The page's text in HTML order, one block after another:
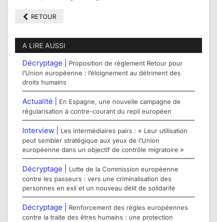
RETOUR
A LIRE AUSSI
Décryptage |
Proposition de règlement Retour pour
l’Union européenne : l’éloignement au détriment des
droits humains
Actualité |
En Espagne, une nouvelle campagne de
régularisation à contre-courant du repli européen
Interview |
Les intermédiaires pairs : « Leur utilisation
peut sembler stratégique aux yeux de l’Union
européenne dans un objectif de contrôle migratoire »
Décryptage |
Lutte de la Commission européenne
contre les passeurs : vers une criminalisation des
personnes en exil et un nouveau délit de solidarité
Décryptage |
Renforcement des règles européennes
contre la traite des êtres humains : une protection